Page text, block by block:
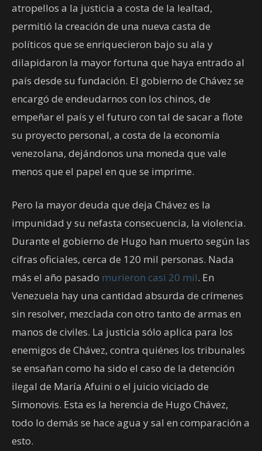
atropellos a la justicia a costa de la lealtad,
permitió la creación de una nueva casta de
políticos que se enriquecieron bajo su ala y
dilapidaron la mayor fortuna que haya entrado al
país desde su fundación. El gobierno de Chávez se
encargó de endeudarnos con los chinos, de
empeñar el país y el futuro con tal de sacar a flote
su proyecto personal, a costa de la economía
venezolana, dejándonos una moneda que vale
menos que el papel en que se imprime.
Pero la mayor deuda que deja Chávez es la
impunidad y su nefasta consecuencia, la violencia.
Durante el gobierno de Hugo han muerto según las
cifras oficiales, cerca de 120 mil personas. Nada
más el año pasado murieron casi 20 mil. En
Venezuela hay una cantidad absurda de crímenes
sin resolver, mezclada con otro tanto de armas en
manos de civiles. La justicia sólo aplica para los
enemigos de Chávez, contra quiénes los tribunales
se ensañan como ha sido el caso de la detención
ilegal de María Afuini o el juicio viciado de
Simonovis. Esta es la herencia de Hugo Chávez,
todo lo demás se hace agua y sal en comparación a
esto.